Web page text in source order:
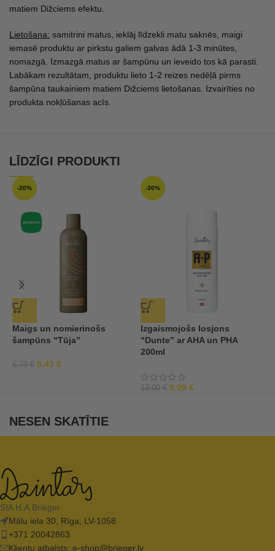
matiem Dižciems efektu.
Lietošana: samitrini matus, ieklāj līdzekli matu saknēs, maigi
iemasē produktu ar pirkstu galiem galvas ādā 1-3 minūtes,
nomazgā. Izmazgā matus ar šampūnu un ieveido tos kā parasti.
Labākam rezultātam, produktu lieto 1-2 reizes nedēļā pirms
šampūna taukainiem matiem Dižciems lietošanas. Izvairīties no
produkta nokļūšanas acīs.
LĪDZĪGI PRODUKTI
-20%
Maigs un nomierinošs
šampūns “Tūja”
6,79€ 5,43 €
-30%
Izgaismojošs losjons
“Dunte” ar AHA un PHA
200ml
13,00€ 9,09 €
NESEN SKATĪTIE
SIA H.A.Brieger
Mālu iela 30, Rīga, LV-1058
+371 20042863
Klientu atbalsts: e-shop@brieger.lv